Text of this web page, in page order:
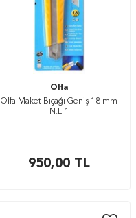
Olfa
Olfa Maket Bıçağı Geniş 18 mm
N:L-1
950,00 TL